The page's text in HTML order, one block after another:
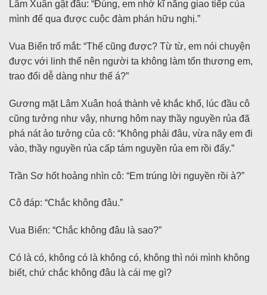
Lâm Xuân gật đầu: “Đúng, em nhờ kĩ năng giao tiếp của
mình để qua được cuộc đàm phán hữu nghị.”
Vua Biển trố mắt: “Thế cũng được? Từ từ, em nói chuyện
được với linh thể nên người ta không làm tổn thương em,
trao đổi dễ dàng như thế á?”
Gương mặt Lâm Xuân hoá thành vẻ khắc khổ, lúc đầu cô
cũng tưởng như vậy, nhưng hôm nay thầy nguyền rủa đã
phá nát ảo tưởng của cô: “Không phải đâu, vừa nãy em đi
vào, thầy nguyền rủa cấp tám nguyền rủa em rồi đấy.”
Trần Sơ hốt hoảng nhìn cô: “Em trúng lời nguyền rồi à?”
Cô đáp: “Chắc không đâu.”
Vua Biển: “Chắc không đâu là sao?”
Có là có, không có là không có, không thì nói mình không
biết, chứ chắc không đâu là cái mẹ gì?